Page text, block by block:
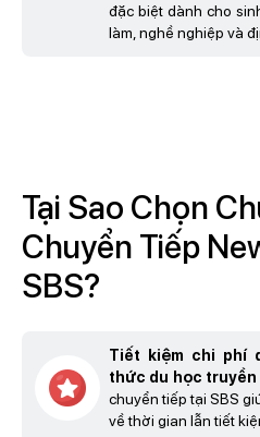
đặc biệt dành cho
làm, nghề nghiệp và
Tại Sao Chọn
Chuyển Tiếp
SBS?
Tiết kiệm chi phí
thức du học truyền
chuyển tiếp tại SBS
về thời gian lẫn tiết